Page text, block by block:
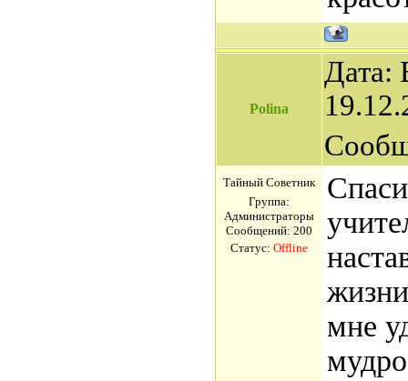
Polina
Дата:
Тайный Советник
Группа:
Администраторы
Сообщений: 200
Статус: Offline
мне